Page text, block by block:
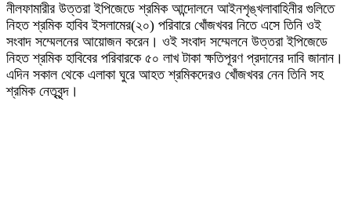
নীলফামারীর উত্তরা ইপিজেডে শ্রমিক আন্দোলনে আইনশৃঙ্খলাবাহিনীর গুলিতে
নিহত শ্রমিক হাবিব ইসলামের(২০) পরিবারে খোঁজখবর নিতে এসে তিনি ওই
সংবাদ সম্মেলনের আয়োজন করেন। ওই সংবাদ সম্মেলনে উত্তরা ইপিজেডে
নিহত শ্রমিক হাবিবের পরিবারকে ৫০ লাখ টাকা ক্ষতিপূরণ প্রদানের দাবি জানান।
এদিন সকাল থেকে এলাকা ঘুরে আহত শ্রমিকদেরও খোঁজখবর নেন তিনি সহ
শ্রমিক নেতৃবৃন্দ।